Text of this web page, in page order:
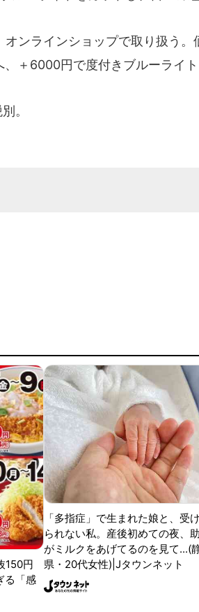
ンラインショップで取り扱う
＋6000円で度付きブルーライト
。
150円
る「感
「多指症」で生まれた娘と、受
られない私。産後初めての夜、
がミルクをあげてるのを見て...(
県・20代女性)|Jタウンネット